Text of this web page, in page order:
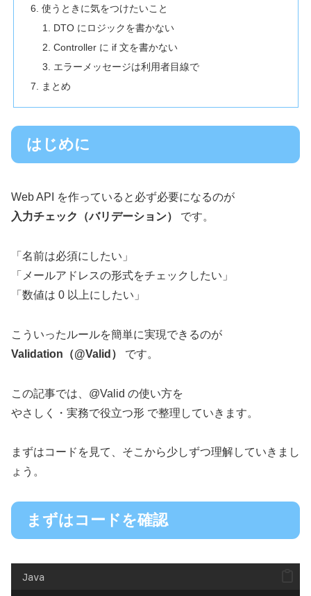
使うときに気をつけたいこと
DTO にロジックを書かない
Controller に if 文を書かない
エラーメッセージは利用者目線で
まとめ
はじめに
Web API を作っていると必ず必要になるのが
入力チェック（バリデーション）
です。
「名前は必須にしたい」
「メールアドレスの形式をチェックしたい」
「数値は 0 以上にしたい」
こういったルールを簡単に実現できるのが
Validation（@Valid）
です。
この記事では、@Valid の使い方を
やさしく・実務で役立つ形 で整理していきます。
まずはコードを見て、そこから少しずつ理解していきまし
ょう。
まずはコードを確認
Java